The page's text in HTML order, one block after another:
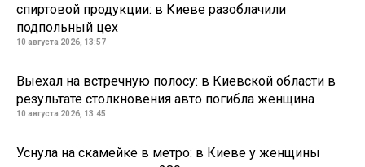
спиртовой продукции: в Киеве разоблачили
подпольный цех
10 августа 2026, 13:57
Выехал на встречную полосу: в Киевской области в
результате столкновения авто погибла женщина
10 августа 2026, 13:45
Уснула на скамейке в метро: в Киеве у женщины